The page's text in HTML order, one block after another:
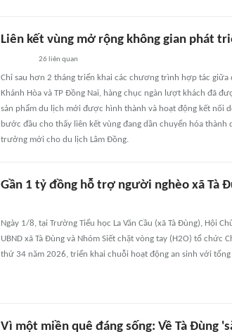
Liên kết vùng mở rộng không gian phát
26 liên quan
Chỉ sau hơn 2 tháng triển khai các chương trình hợp tác giữa
Khánh Hòa và TP Đồng Nai, hàng chục ngàn lượt khách đã
sản phẩm du lịch mới được hình thành và hoạt động kết nối
bước đầu cho thấy liên kết vùng đang dần chuyển hóa
trưởng mới cho du lịch Lâm Đồng.
Gần 1 tỷ đồng hỗ trợ người nghèo xã Tà
Ngày 1/8, tại Trường Tiểu học La Văn Cầu (xã Tà Đùng), Hội
UBND xã Tà Đùng và Nhóm Siết chặt vòng tay (H2O) tổ chức
thứ 34 năm 2026, triển khai chuỗi hoạt động an sinh với
Vì một miền quê đáng sống: Về Tà Đùng